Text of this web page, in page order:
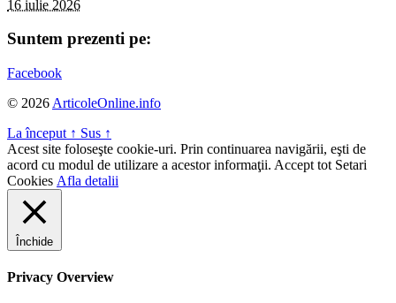
16 iulie 2026
Suntem prezenti pe:
Facebook
© 2026 ArticoleOnline.info
La început ↑ Sus ↑
Acest site foloseşte cookie-uri. Prin continuarea navigării, eşti de
acord cu modul de utilizare a acestor informaţii. Accept tot Setari
Cookies Afla detalii
Închide
Privacy Overview